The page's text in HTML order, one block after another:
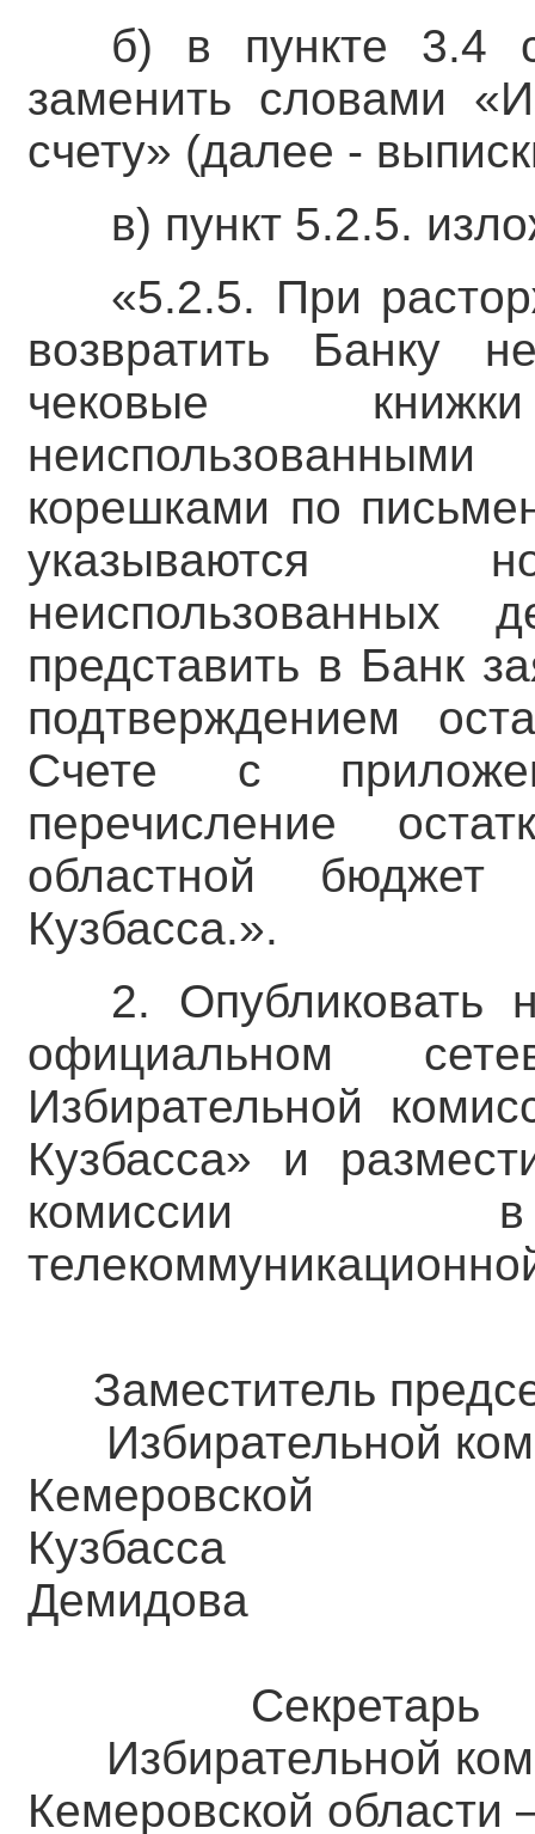
б) в пункте 3.4
заменить словами
счету» (далее -
в) пункт 5.2.5.
«5.2.5. При
возвратить Банку
чековые
корешками по
указываются
представить в Банк
подтверждением
Счете с
перечисление
областной
Кузбасса.».
2. Опубликовать
официальном
Избирательной
Кузбасса» и
комиссии в
Заместитель
Избирательной
Демидова
Секретарь
Избирательной
Кемеровской